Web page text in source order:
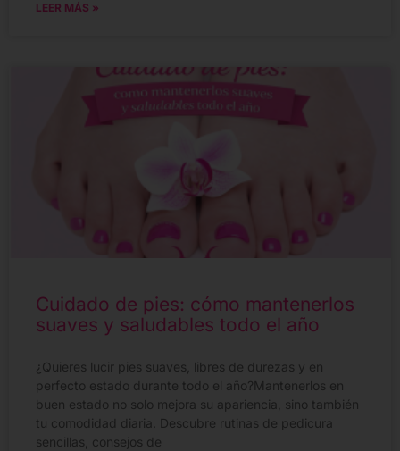
LEER MÁS »
Cuidado de pies: cómo mantenerlos
suaves y saludables todo el año
¿Quieres lucir pies suaves, libres de durezas y en
perfecto estado durante todo el año?Mantenerlos en
buen estado no solo mejora su apariencia, sino también
tu comodidad diaria. Descubre rutinas de pedicura
sencillas, consejos de